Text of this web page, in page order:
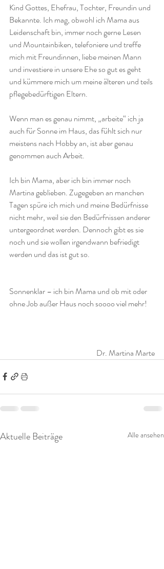
Kind Gottes, Ehefrau, Tochter, Freundin und
Bekannte. Ich mag, obwohl ich Mama aus
Leidenschaft bin, immer noch gerne Lesen
und Mountainbiken, telefoniere und treffe
mich mit Freundinnen, liebe meinen Mann
und investiere in unsere Ehe so gut es geht
und kümmere mich um meine älteren und teils
pflegebedürftigen Eltern.
Wenn man es genau nimmt, „arbeite“ ich ja
auch für Sonne im Haus, das fühlt sich nur
meistens nach Hobby an, ist aber genau
genommen auch Arbeit.
Ich bin Mama, aber ich bin immer noch
Martina geblieben. Zugegeben an manchen
Tagen spüre ich mich und meine Bedürfnisse
nicht mehr, weil sie den Bedürfnissen anderer
untergeordnet werden. Dennoch gibt es sie
noch und sie wollen irgendwann befriedigt
werden und das ist gut so.
Sonnenklar – ich bin Mama und ob mit oder
ohne Job außer Haus noch soooo viel mehr!
Dr. Martina Marte
Aktuelle Beiträge Alle ansehen